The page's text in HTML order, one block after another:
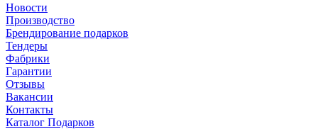
Новости
Производство
Брендирование подарков
Тендеры
Фабрики
Гарантии
Отзывы
Вакансии
Контакты
Каталог Подарков